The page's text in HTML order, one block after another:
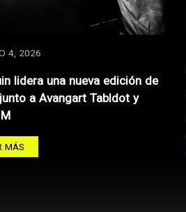
4, 2026
lidera una nueva edición de
a Avangart Tabldot y
MÁS